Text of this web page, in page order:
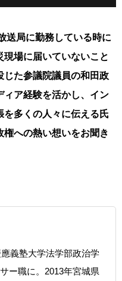
送局に勤務している時に
場に届いていないこと
じた参議院議員の和田政
ィア経験を活かし、イン
を多くの人々に伝える氏
への熱い想いをお聞き
義塾大学法学部政治学
ー職に。2013年宮城県